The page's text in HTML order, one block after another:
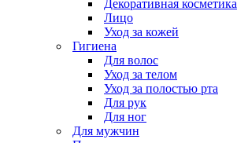
Декоративная косметика
Лицо
Уход за кожей
Гигиена
Для волос
Уход за телом
Уход за полостью рта
Для рук
Для ног
Для мужчин